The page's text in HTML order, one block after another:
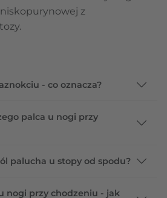
z
- co oznacza?
palca u nogi przy
palucha u stopy od spodu?
nogi przy chodzeniu - jak